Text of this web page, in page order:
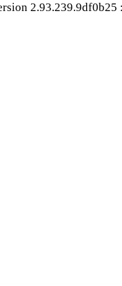
2.93.239.9df0b25